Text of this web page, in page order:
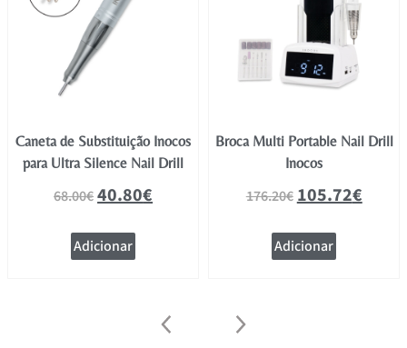
Caneta de Substituição Inocos
para Ultra Silence Nail Drill
68.00€40.80€
Adicionar
Broca Multi Portable Nail Drill
Inocos
176.20€105.72€
Adicionar